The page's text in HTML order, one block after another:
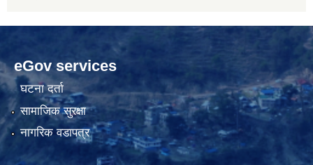
eGov services
घटना दर्ता
सामाजिक सुरक्षा
नागरिक वडापत्र